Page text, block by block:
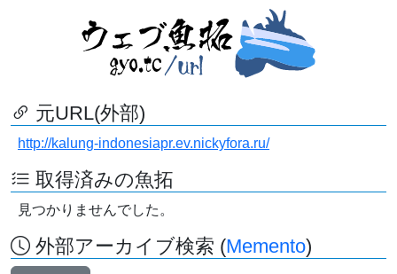
元URL(外部)
http://kalung-indonesiapr.ev.nickyfora.ru/
取得済みの魚拓
見つかりませんでした。
外部アーカイブ検索 (Memento)